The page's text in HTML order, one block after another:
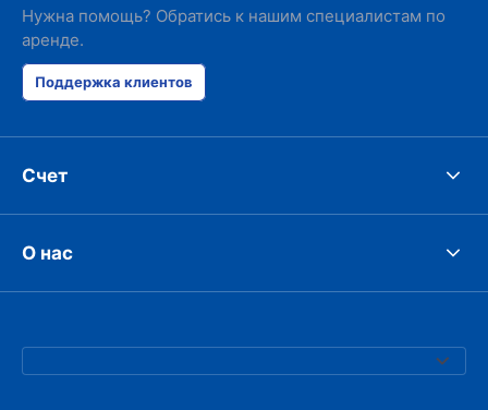
Нужна помощь? Обратись к нашим специалистам по
аренде.
Поддержка клиентов
Счет
О нас